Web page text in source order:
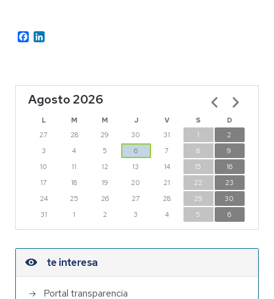
Facebook
Agosto 2026
L M M J V S
D
27
28 29 30 31 1
2
3
4 5 6 7 8
9
10
11 12 13 14 15
16
17
18 19 20 21 22
23
24
25 26 27 28 29
30
31
1 2 3 4 5 6
Paginación
te interesa
Portal transparencia